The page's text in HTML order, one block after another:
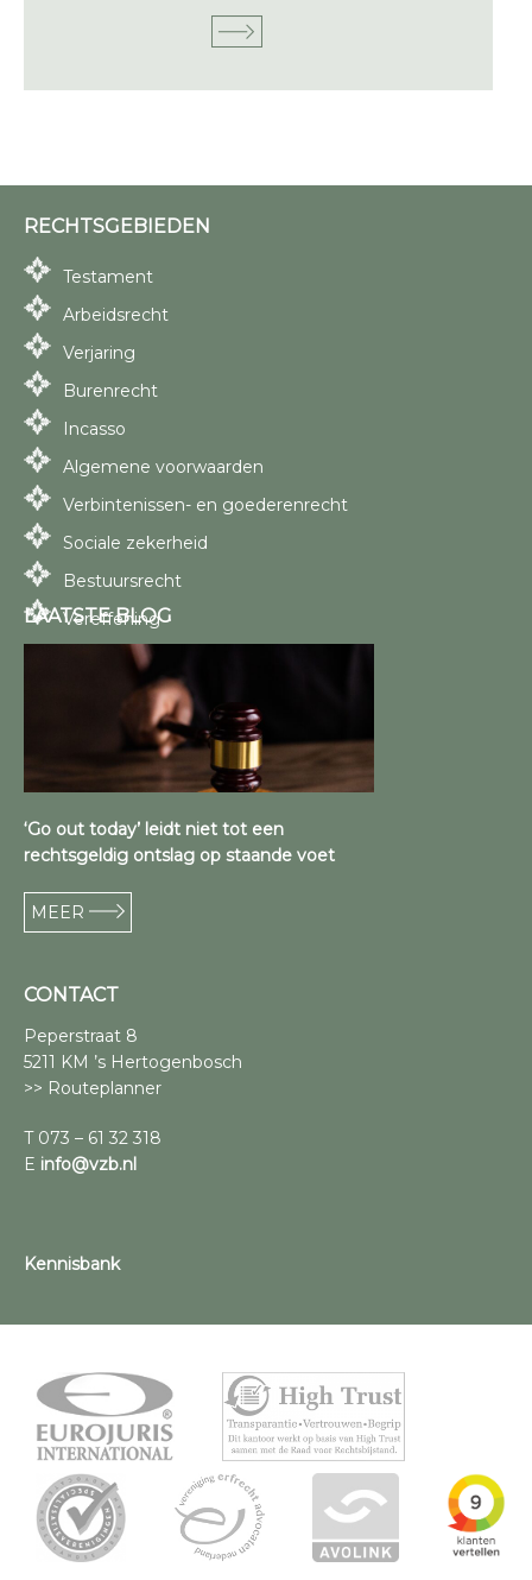
RECHTSGEBIEDEN
Testament
Arbeidsrecht
Verjaring
Burenrecht
Incasso
Algemene voorwaarden
Verbintenissen- en goederenrecht
Sociale zekerheid
Bestuursrecht
Vereffening
LAATSTE BLOG
‘Go out today’ leidt niet tot een
rechtsgeldig ontslag op staande voet
MEER
CONTACT
Peperstraat 8
5211 KM ’s Hertogenbosch
>> Routeplanner
T 073 – 61 32 318
E info@vzb.nl
Kennisbank